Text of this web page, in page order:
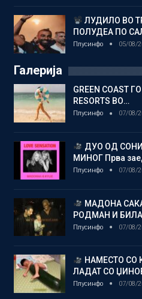
ЛУДИЛО ВО
ПОЛУДЕА ПО
Плусинфо 05/08/
Галерија
GREEN COAST
RESORTS ВО…
Плусинфо 07/08/
ДУО ОД
МИНОГ Прва
Плусинфо 07/08/
МАДОНА
РОДМАН И
Плусинфо 07/08/
НАМЕСТО СО
ЛАДАТ СО
Плусинфо 07/08/